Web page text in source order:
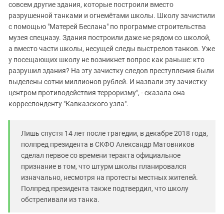
совсем другие здания, которые построили вместо
разрушенной танками и огнемётами школы. Школу зачистили
с помощью "Матерей Беслана" по программе строительства
музея спецназу. Здания построили даже не рядом со школой,
а вместо части школы, несущей следы выстрелов танков. Уже
у посещающих школу не возникнет вопрос как раньше: кто
разрушил здания? На эту зачистку следов преступления были
выделены сотни миллионов рублей. И назвали эту зачистку
центром противодействия терроризму", - сказала она
корреспонденту "Кавказского узла".
Лишь спустя 14 лет после трагедии, в декабре 2018 года,
полпред президента в СКФО Александр Матовников
сделал первое со времени теракта официальное
признание в том, что штурм школы планировался
изначально, несмотря на протесты местных жителей.
Полпред президента также подтвердил, что школу
обстреливали из танка.